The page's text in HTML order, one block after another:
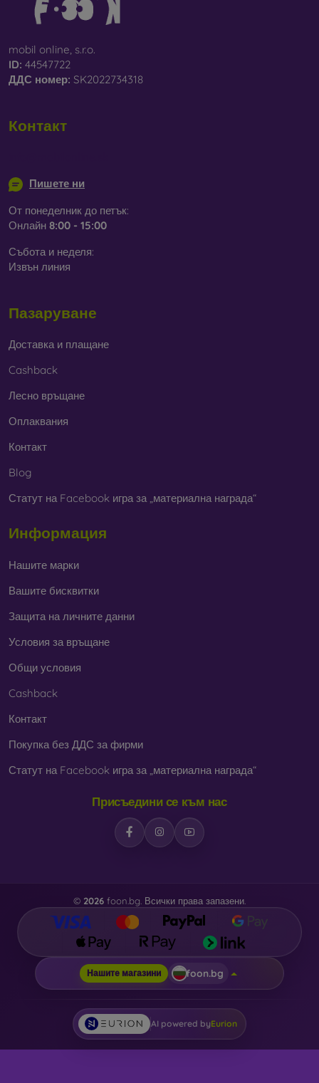
mobil online, s.r.o.
ID: 44547722
ДДС ​​номер: SK2022734318
Контакт
Пишете ни
От понеделник до петък:
Онлайн 8:00 - 15:00
Събота и неделя:
Извън линия
Пазаруване
Доставка и плащане
Cashback
Лесно връщане
Оплаквания
Контакт
Blog
Статут на Facebook игра за „материална награда“
Информация
Нашите марки
Вашите бисквитки
Защита на личните данни
Условия за връщане
Общи условия
Cashback
Контакт
Покупка без ДДС за фирми
Статут на Facebook игра за „материална награда“
Присъедини се към нас
© 2026 foon.bg. Всички права запазени.
Нашите магазини foon.bg
AI powered byEurion